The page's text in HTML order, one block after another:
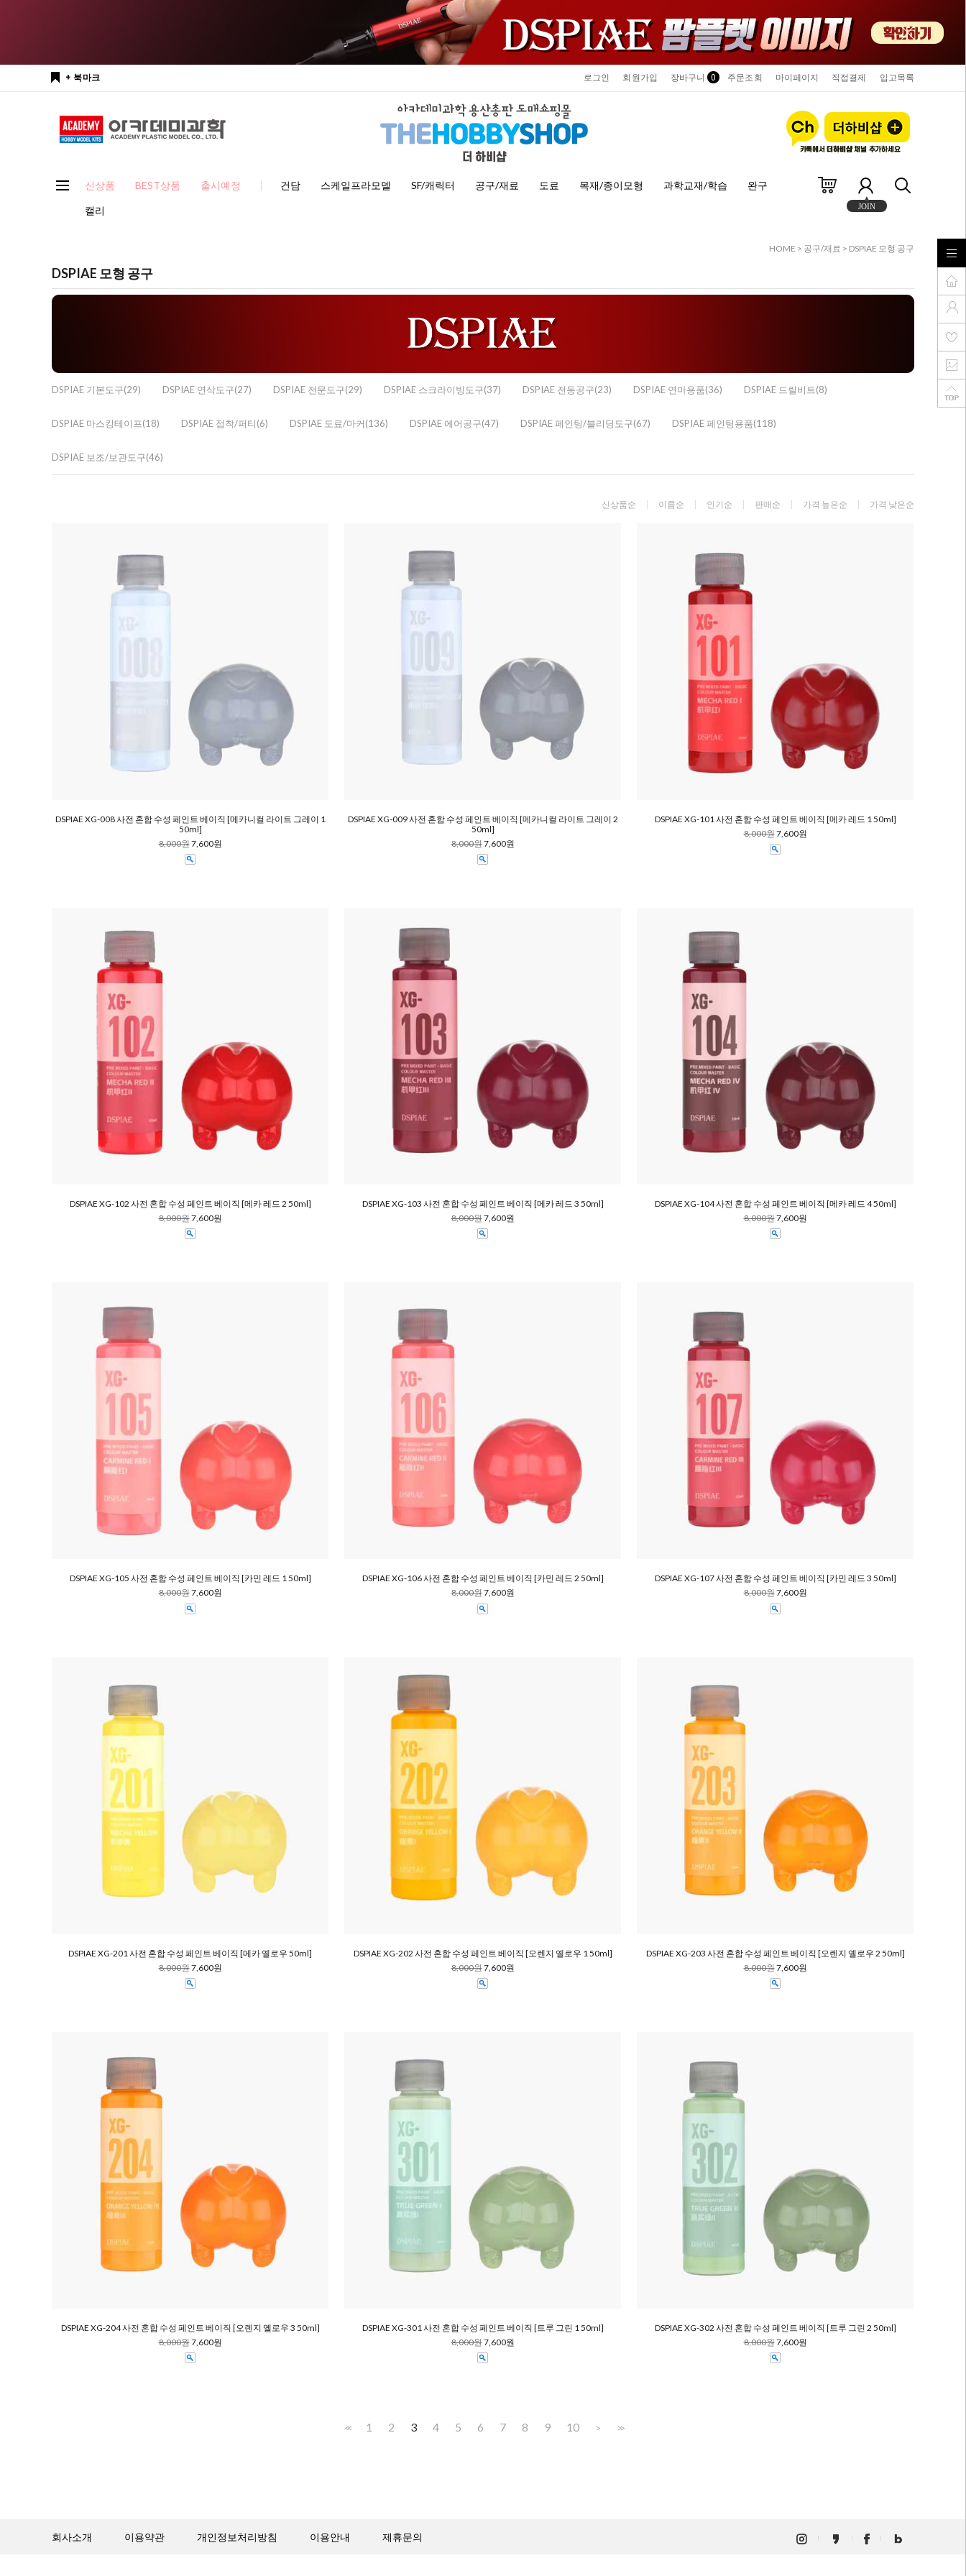
+ 북마크 로그인 회원가입 장바구니 0 주문조회 마이페이지 직접결제 입고목록
신상품 BEST상품 출시예정 건담 스케일프라모델 SF/캐릭터 공구/재료 도료 목재/종이모형 과학교재/학습 완구
캘리 JOIN
HOME > 공구/재료 > DSPIAE 모형 공구
DSPIAE 모형 공구
DSPIAE 기본도구(29) DSPIAE 연삭도구(27) DSPIAE 전문도구(29) DSPIAE 스크라이빙도구(37) DSPIAE 전동공구(23) DSPIAE 연마용품(36) DSPIAE 드릴비트(8)
DSPIAE 마스킹테이프(18) DSPIAE 접착/퍼티(6) DSPIAE 도료/마커(136) DSPIAE 에어공구(47) DSPIAE 페인팅/블리딩도구(67) DSPIAE 페인팅용품(118)
DSPIAE 보조/보관도구(46)
신상품순 이름순 인기순 판매순 가격 높은순 가격 낮은순
DSPIAE XG-008 사전 혼합 수성 페인트 베이직 [메카니컬 라이트 그레이 1
50ml]
8,000원7,600원
DSPIAE XG-009 사전 혼합 수성 페인트 베이직 [메카니컬 라이트 그레이 2
50ml]
8,000원7,600원
DSPIAE XG-101 사전 혼합 수성 페인트 베이직 [메카 레드 1 50ml]
8,000원7,600원
DSPIAE XG-102 사전 혼합 수성 페인트 베이직 [메카 레드 2 50ml]
8,000원7,600원
DSPIAE XG-103 사전 혼합 수성 페인트 베이직 [메카 레드 3 50ml]
8,000원7,600원
DSPIAE XG-104 사전 혼합 수성 페인트 베이직 [메카 레드 4 50ml]
8,000원7,600원
DSPIAE XG-105 사전 혼합 수성 페인트 베이직 [카민 레드 1 50ml]
8,000원7,600원
DSPIAE XG-106 사전 혼합 수성 페인트 베이직 [카민 레드 2 50ml]
8,000원7,600원
DSPIAE XG-107 사전 혼합 수성 페인트 베이직 [카민 레드 3 50ml]
8,000원7,600원
DSPIAE XG-201 사전 혼합 수성 페인트 베이직 [메카 옐로우 50ml]
8,000원7,600원
DSPIAE XG-202 사전 혼합 수성 페인트 베이직 [오렌지 옐로우 1 50ml]
8,000원7,600원
DSPIAE XG-203 사전 혼합 수성 페인트 베이직 [오렌지 옐로우 2 50ml]
8,000원7,600원
DSPIAE XG-204 사전 혼합 수성 페인트 베이직 [오렌지 옐로우 3 50ml]
8,000원7,600원
DSPIAE XG-301 사전 혼합 수성 페인트 베이직 [트루 그린 1 50ml]
8,000원7,600원
DSPIAE XG-302 사전 혼합 수성 페인트 베이직 [트루 그린 2 50ml]
8,000원7,600원
<< 1 2 3 4 5 6 7 8 9 10 > >>
회사소개 이용약관 개인정보처리방침 이용안내 제휴문의